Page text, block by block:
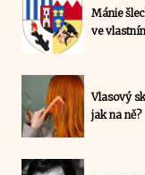
Mánie
ve
Vlasový
jak na ně?